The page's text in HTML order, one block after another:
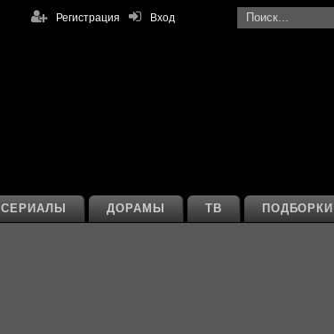
Вход
Регистрация
ПОДБОРКИ
ТВ
ДОРАМЫ
СЕРИАЛЫ